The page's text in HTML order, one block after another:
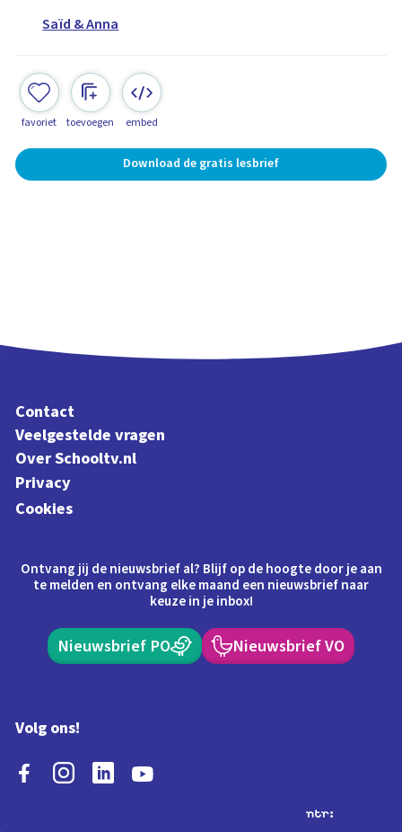
Saïd & Anna
favoriet toevoegen embed
Download de gratis lesbrief
Contact
Veelgestelde vragen
Over Schooltv.nl
Privacy
Cookies
Ontvang jij de nieuwsbrief al? Blijf op de hoogte door je aan
te melden en ontvang elke maand een nieuwsbrief naar
keuze in je inbox!
Nieuwsbrief PO Nieuwsbrief VO
Volg ons!